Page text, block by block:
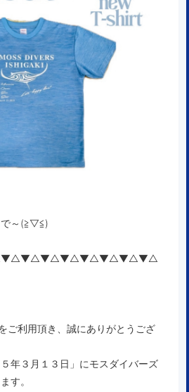
で～(≧▽≦)
ご利用頂き、誠にありがとうござ
年３月１３日」にモスダイバーズ
す。